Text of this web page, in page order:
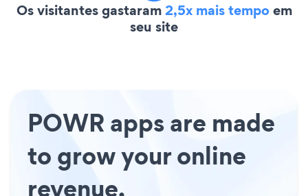
Os visitantes gastaram2,5x mais tempoem
seu site
POWR apps are made
to grow your online
revenue.